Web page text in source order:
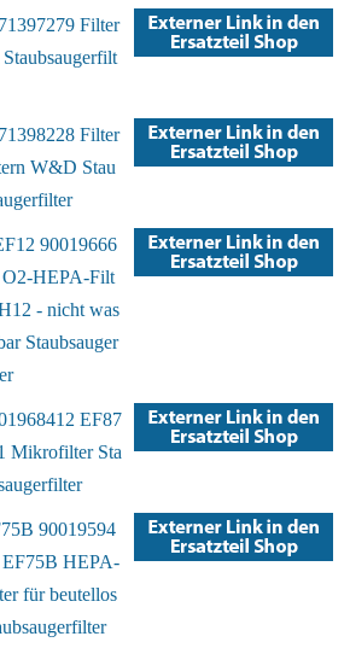
Filter
Staubsaugerfilt
Filter
W&D Stau
90019666
O2-HEPA-Filt
- nicht was
Staubsauger
EF87
Mikrofilter Sta
90019594
HEPA-
für beutellos